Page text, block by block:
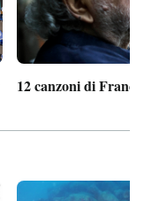
12 canzoni di